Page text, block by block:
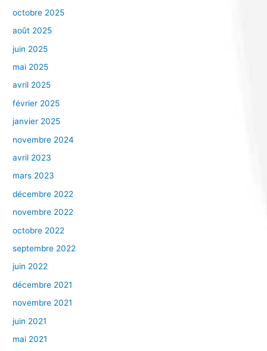
octobre 2025
août 2025
juin 2025
mai 2025
avril 2025
février 2025
janvier 2025
novembre 2024
avril 2023
mars 2023
décembre 2022
novembre 2022
octobre 2022
septembre 2022
juin 2022
décembre 2021
novembre 2021
juin 2021
mai 2021